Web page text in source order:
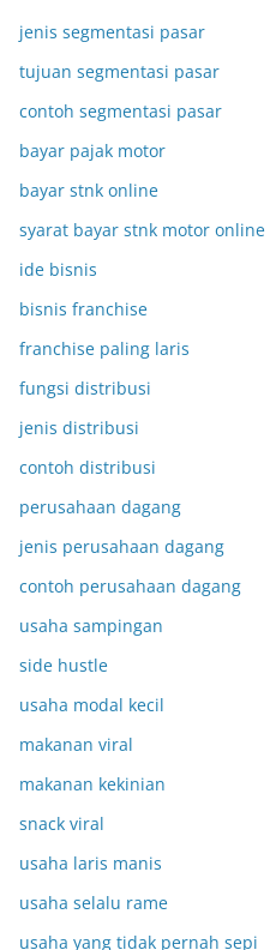
jenis segmentasi pasar
tujuan segmentasi pasar
contoh segmentasi pasar
bayar pajak motor
bayar stnk online
syarat bayar stnk motor online
ide bisnis
bisnis franchise
franchise paling laris
fungsi distribusi
jenis distribusi
contoh distribusi
perusahaan dagang
jenis perusahaan dagang
contoh perusahaan dagang
usaha sampingan
side hustle
usaha modal kecil
makanan viral
makanan kekinian
snack viral
usaha laris manis
usaha selalu rame
usaha yang tidak pernah sepi